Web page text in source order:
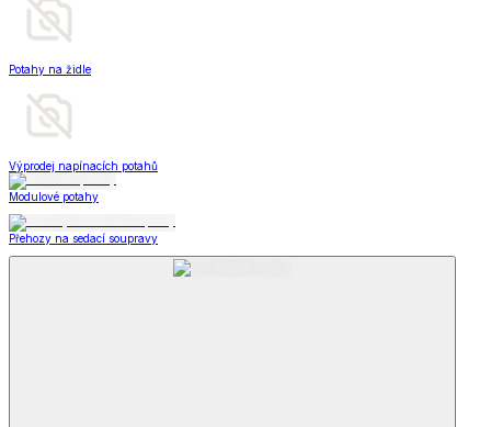
Potahy na židle
Výprodej napínacích potahů
Modulové potahy
Přehozy na sedací soupravy